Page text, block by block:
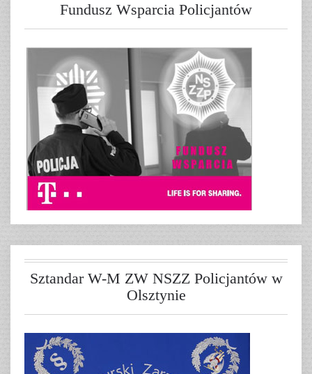
Fundusz Wsparcia Policjantów
Sztandar W-M ZW NSZZ Policjantów w
Olsztynie